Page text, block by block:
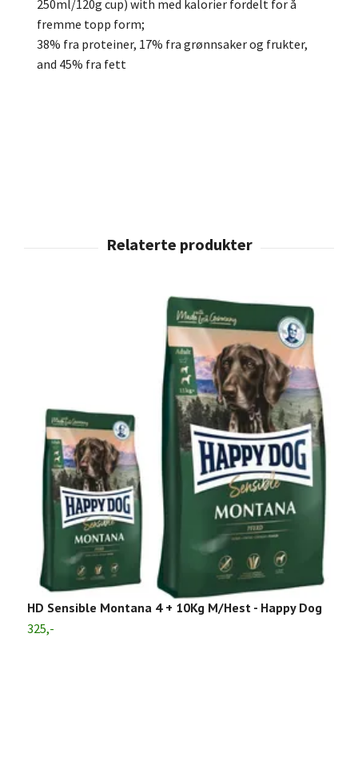
250ml/120g cup) with med kalorier fordelt for å
fremme topp form;
38% fra proteiner, 17% fra grønnsaker og frukter,
and 45% fra fett
HD Sensible Montana 4 + 10Kg M/Hest - Happy Dog
325,-